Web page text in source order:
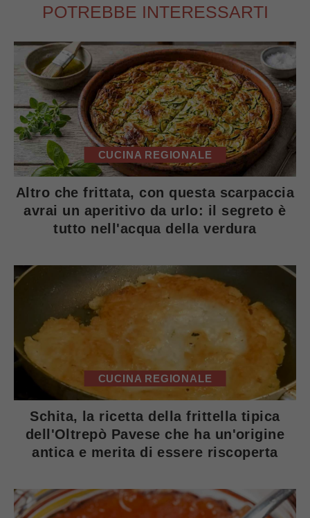
POTREBBE INTERESSARTI
CUCINA REGIONALE
Altro che frittata, con questa scarpaccia
avrai un aperitivo da urlo: il segreto è
tutto nell'acqua della verdura
CUCINA REGIONALE
Schita, la ricetta della frittella tipica
dell'Oltrepò Pavese che ha un'origine
antica e merita di essere riscoperta